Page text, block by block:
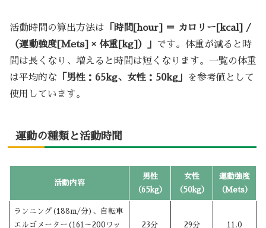
活動時間の算出方法は 「時間[hour] ＝ カロリー[kcal] /
（運動強度[Mets] × 体重[kg]）」 です。体重が減ると時
間は長くなり、増えると時間は短くなります。一覧の体重
は平均的な 「男性：65kg、女性：50kg」
を参考値として
使用しています。
運動の種類と活動時間
活動内容
男性
（65kg）
女性
（50kg）
運動強度
（Mets）
ランニング(188m/分)、自転車
エルゴメーター(161～200ワッ
23分 29分 11.0